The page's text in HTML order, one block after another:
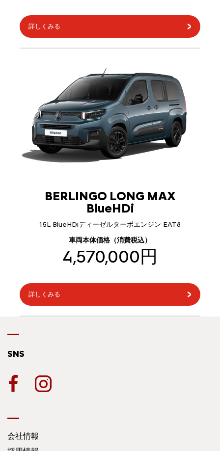
詳しくみる
BERLINGO LONG MAX
BlueHDi
1.5L BlueHDiディーゼルターボエンジン EAT8
車両本体価格（消費税込）
4,570,000円
詳しくみる
SNS
会社情報